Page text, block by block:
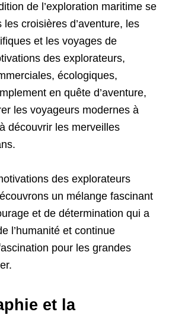
de l’exploration maritime se
croisières d’aventure, les
et les voyages de
des explorateurs,
écologiques,
en quête d’aventure,
les voyageurs modernes à
découvrir les merveilles
des explorateurs
un mélange fascinant
et de détermination qui a
l’humanité et continue
pour les grandes
et la